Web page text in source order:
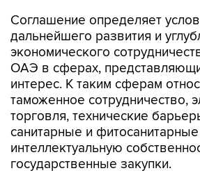
Соглашение определяет
дальнейшего развития и
экономического
ОАЭ в сферах,
интерес. К таким сферам
таможенное сотрудничество,
торговля, технические
санитарные и
интеллектуальную
государственные закупки.